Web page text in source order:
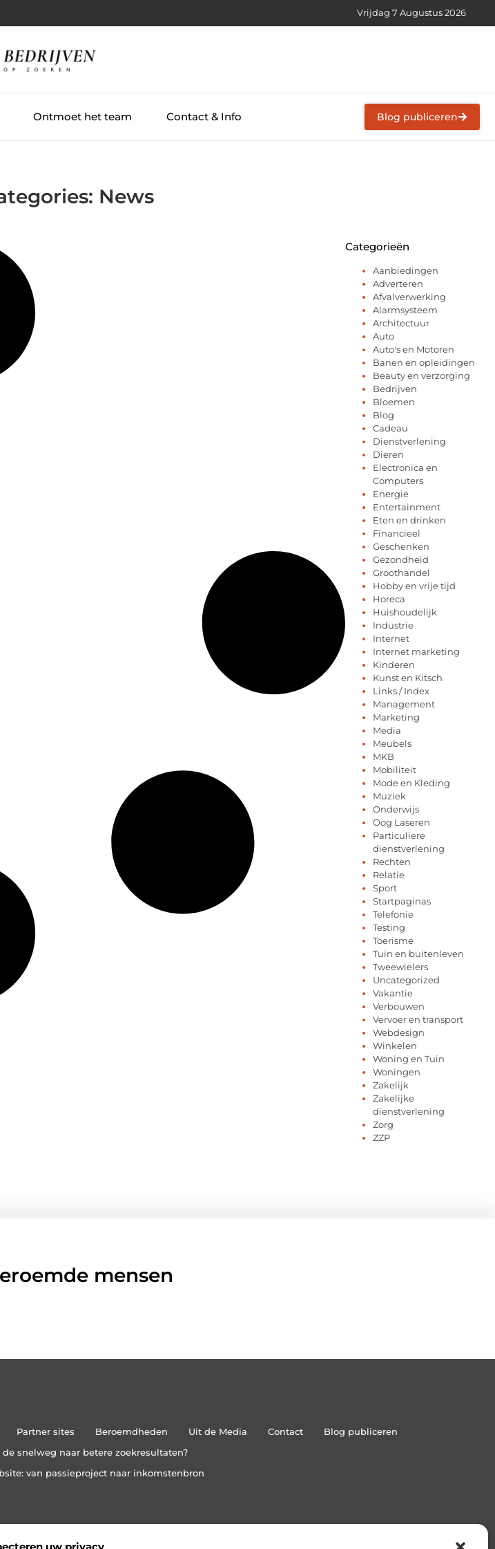
Vrijdag 7 Augustus 2026
Ontmoet het team Contact & Info Blog publiceren
News
Categorieën
Aanbiedingen
Adverteren
Afvalverwerking
Alarmsysteem
Architectuur
Auto
Auto's en Motoren
Banen en opleidingen
Beauty en verzorging
Bedrijven
Bloemen
Blog
Cadeau
Dienstverlening
Dieren
Electronica en
Computers
Energie
Entertainment
Eten en drinken
Financieel
Geschenken
Gezondheid
Groothandel
Hobby en vrije tijd
Horeca
Huishoudelijk
Industrie
Internet
Internet marketing
Kinderen
Kunst en Kitsch
Links / Index
Management
Marketing
Media
Meubels
MKB
Mobiliteit
Mode en Kleding
Muziek
Onderwijs
Oog Laseren
Particuliere
dienstverlening
Rechten
Relatie
Sport
Startpaginas
Telefonie
Testing
Toerisme
Tuin en buitenleven
Tweewielers
Uncategorized
Vakantie
Verbouwen
Vervoer en transport
Webdesign
Winkelen
Woning en Tuin
Woningen
Zakelijk
Zakelijke
dienstverlening
Zorg
ZZP
mensen
Partner sites Beroemdheden Uit de Media Contact
Blog publiceren
snelweg naar betere zoekresultaten?
van passieproject naar inkomstenbron